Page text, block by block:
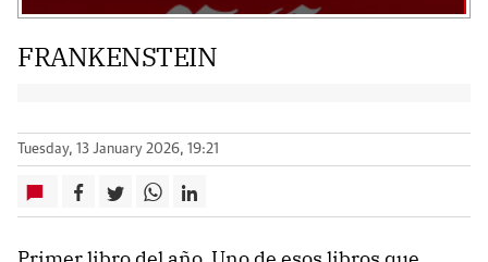
FRANKENSTEIN
Tuesday, 13 January 2026, 19:21